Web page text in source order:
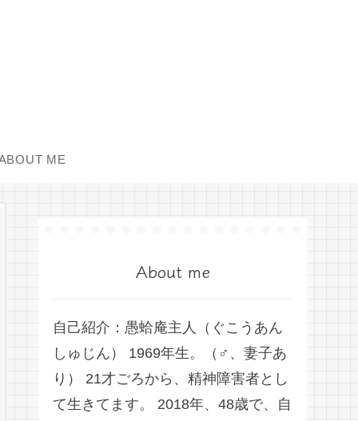
ME
About me
自己紹介：愚蛤庵主人（ぐこうあん
しゅじん） 1969年生。（♂、妻子あ
り） 21才ごろから、精神障害者とし
て生きてます。 2018年、48歳で、自